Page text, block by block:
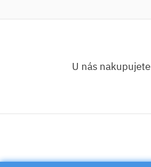
U nás nakupujete